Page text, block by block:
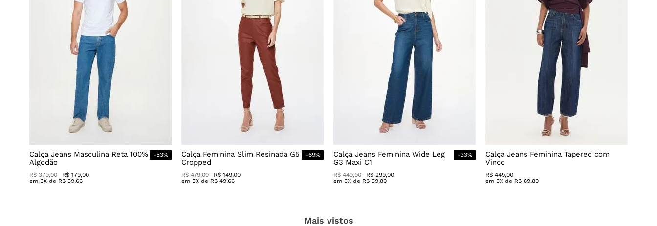
Calça Jeans Masculina Reta 100%
Algodão
-53%
R$ 379,00 R$ 179,00
em 3X de R$ 59,66
Calça Feminina Slim Resinada G5
Cropped
-69%
R$ 479,00 R$ 149,00
em 3X de R$ 49,66
Calça Jeans Feminina Wide Leg
G3 Maxi C1
-33%
R$ 449,00 R$ 299,00
em 5X de R$ 59,80
Calça Jeans Feminina Tapered com
Vinco
R$ 449,00
em 5X de R$ 89,80
Mais vistos